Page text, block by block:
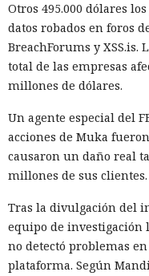
Otros 495.000 dólares
datos robados en foros
BreachForums y
total de las empresas
millones de dólares.
Un agente especial del
acciones de Muka
causaron un daño real
millones de sus clientes.
Tras la divulgación del
equipo de investigación
no detectó problemas
plataforma. Según